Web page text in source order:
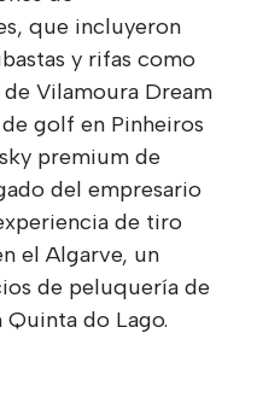
que incluyeron
y rifas como
Vilamoura Dream
golf en Pinheiros
premium de
del empresario
de tiro
el Algarve, un
de peluquería de
Quinta do Lago.